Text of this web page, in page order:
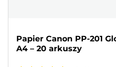
Papier Canon PP-201
A4 – 20 arkuszy